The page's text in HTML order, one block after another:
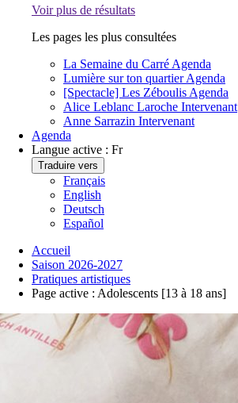
Voir plus de résultats
Les pages les plus consultées
La Semaine du Carré Agenda
Lumière sur ton quartier Agenda
[Spectacle] Les Zéboulis Agenda
Alice Leblanc Laroche Intervenant
Anne Sarrazin Intervenant
Agenda
Langue active : Fr
Traduire vers
Français
English
Deutsch
Español
Accueil
Saison 2026-2027
Pratiques artistiques
Page active : Adolescents [13 à 18 ans]